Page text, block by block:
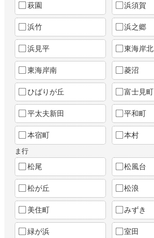
萩園 浜須賀
浜竹 浜之郷
浜見平 東海岸北
東海岸南 菱沼
ひばりが丘 富士見町
平太夫新田 平和町
本宿町 本村
ま行
松尾 松風台
松が丘 松浪
美住町 みずき
緑が浜 室田